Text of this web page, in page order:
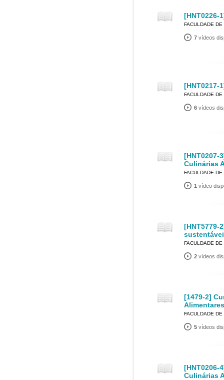
[HNT0226-
FACULDADE
7 vídeos
[HNT0217-
FACULDADE
6 vídeos
[HNT0207-
Culinárias
FACULDADE
1 vídeo
[HNT5779-
FACULDADE
2 vídeos
[1479-2]
FACULDADE
5 vídeos
[HNT0206-
Culinárias